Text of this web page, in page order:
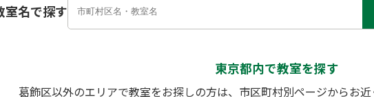
室名で探す
東京都内で教室を探す
葛飾区以外のエリアで教室をお探しの方は、 市区町村別ページからお近